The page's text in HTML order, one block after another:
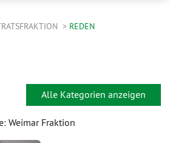
REDEN
Alle Kategorien anzeigen
Weimar Fraktion